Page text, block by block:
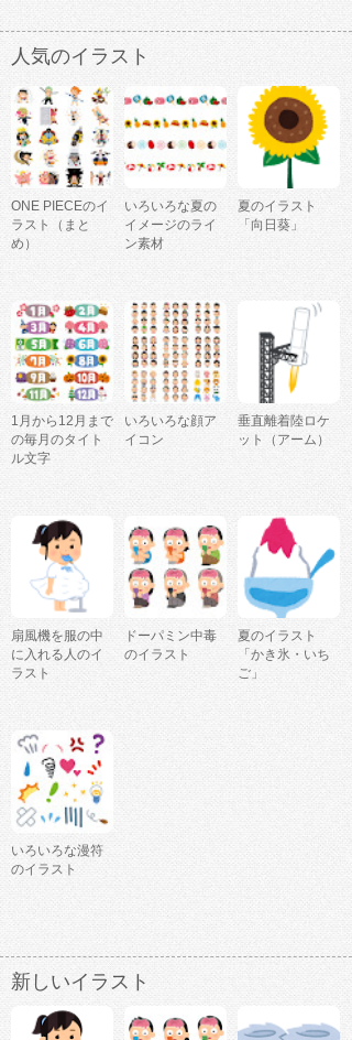
人気のイラスト
ONE PIECEのイ
ラスト（まと
め）
いろいろな夏の
イメージのライ
ン素材
夏のイラスト
「向日葵」
1月から12月まで
の毎月のタイト
ル文字
いろいろな顔ア
イコン
垂直離着陸ロケ
ット（アーム）
扇風機を服の中
に入れる人のイ
ラスト
ドーパミン中毒
のイラスト
夏のイラスト
「かき氷・いち
ご」
いろいろな漫符
のイラスト
新しいイラスト